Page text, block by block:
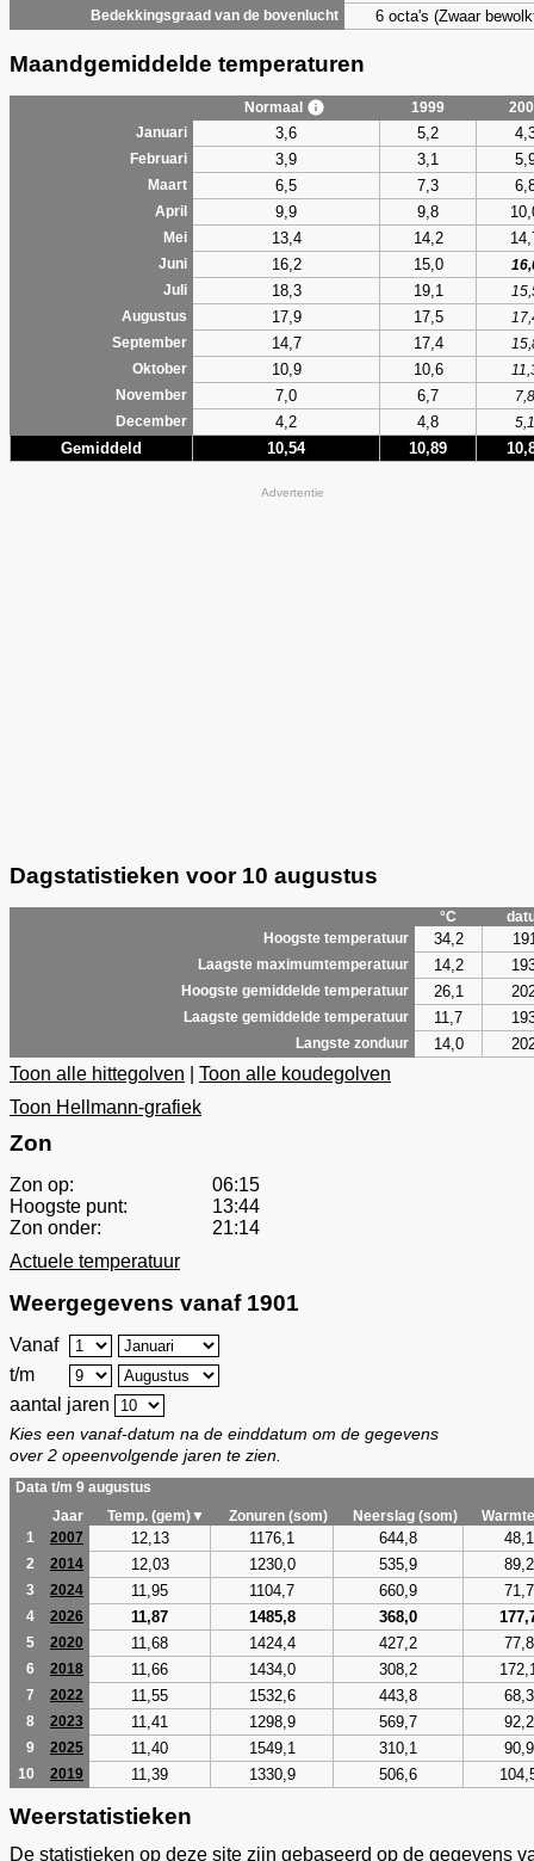
Bedekkingsgraad van de bovenlucht 6 octa's (Zwaar
Maandgemiddelde temperaturen
Normaal 1999
Januari
3,6 5,2
Februari 3,9 3,1
Maart 6,5 7,3
April 9,9 9,8
Mei 13,4 14,2
Juni 16,2 15,0
Juli
18,3 19,1
Augustus
17,9 17,5
September
14,7 17,4
Oktober
10,9 10,6
November
7,0 6,7
7,8
December
4,2 4,8 5,1
Gemiddeld 10,54 10,89
Advertentie
Dagstatistieken voor 10 augustus
°C
Hoogste temperatuur
34,2
Laagste maximumtemperatuur 14,2
Hoogste gemiddelde temperatuur 26,1
Laagste gemiddelde temperatuur 11,7
Langste zonduur 14,0
Toon alle hittegolven
Toon alle koudegolven
Toon Hellmann-grafiek
Zon
Zon op:
06:15
Hoogste punt:
13:44
Zon onder:
21:14
Actuele temperatuur
Weergegevens vanaf 1901
Vanaf
t/m
aantal jaren
Kies een vanaf-datum na de einddatum om de gegevens
over 2 opeenvolgende jaren te zien.
Data t/m 9 augustus
Jaar
Temp. (gem)▼ Zonuren (som) Neerslag (som)
1
2007 12,13 1176,1 644,8 48,1
2 2014 12,03 1230,0 535,9 89,2
3 2024 11,95 1104,7 660,9 71,7
4 2026 11,87 1485,8 368,0
5 2020 11,68 1424,4 427,2 77,8
6 2018 11,66 1434,0 308,2
7 2022 11,55 1532,6 443,8 68,3
8 2023 11,41 1298,9 569,7 92,2
9 2025 11,40 1549,1 310,1 90,9
10 2019 11,39 1330,9 506,6
Weerstatistieken
De statistieken op deze site zijn gebaseerd op de gegevens